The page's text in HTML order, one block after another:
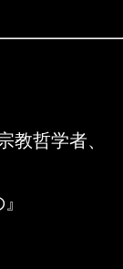
教哲学者、